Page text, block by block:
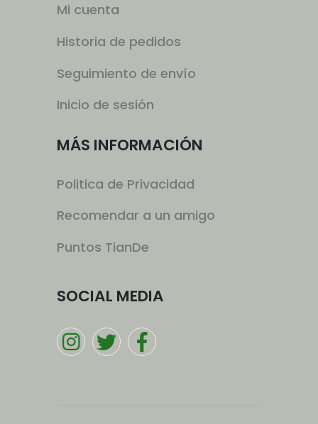
Mi cuenta
Historia de pedidos
Seguimiento de envío
Inicio de sesión
MÁS INFORMACIÓN
Politica de Privacidad
Recomendar a un amigo
Puntos TianDe
SOCIAL MEDIA